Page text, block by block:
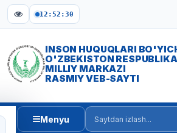
12:52:31
INSON HUQUQLARI
O'ZBEKISTON
MILLIY MARKAZI
RASMIY VEB-SAYTI
Menyu
Saytdan izlash